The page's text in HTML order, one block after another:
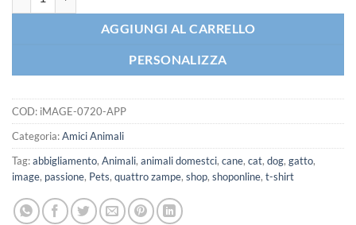
AGGIUNGI AL CARRELLO
PERSONALIZZA
COD: iMAGE-0720-APP
Categoria:Amici Animali
Tag:abbigliamento, Animali, animali domestci, cane, cat, dog, gatto,
image, passione, Pets, quattro zampe, shop, shoponline, t-shirt